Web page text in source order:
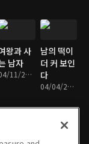
왕과 사
남자
04/11/2026 • 1시간 22분
남의 떡이
더 커 보인
다
04/04/2026 • 1시간 23분